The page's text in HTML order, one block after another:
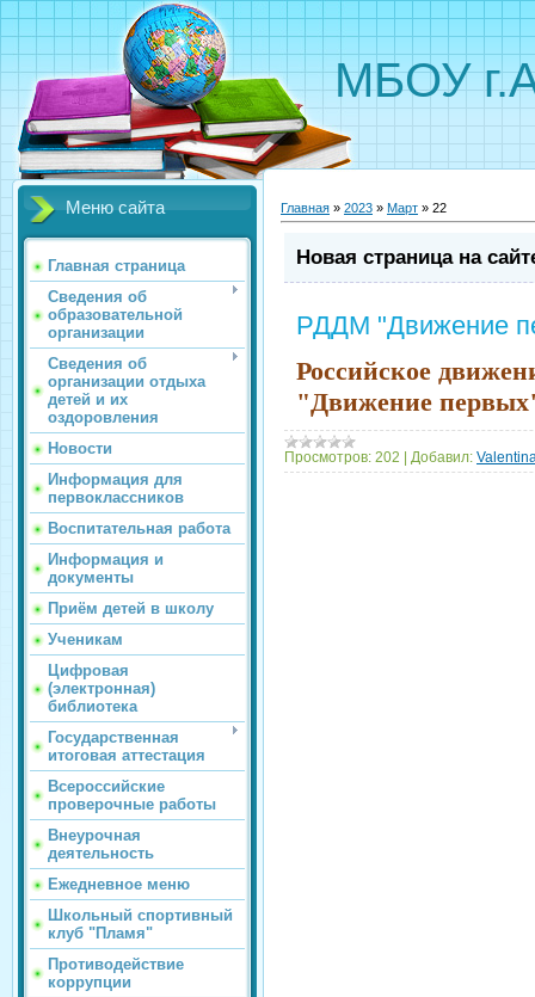
МБОУ
Меню сайта
Главная страница
Сведения об
образовательной
организации
Сведения об
организации отдыха
детей и их
оздоровления
Новости
Информация для
первоклассников
Воспитательная работа
Информация и
документы
Приём детей в школу
Ученикам
Цифровая
(электронная)
библиотека
Государственная
итоговая аттестация
Всероссийские
проверочные работы
Внеурочная
деятельность
Ежедневное меню
Школьный спортивный
клуб "Пламя"
Противодействие
коррупции
Главная » 2023 » Март » 22
Новая страница на
РДДМ "Движение
Российское
"Движение
Просмотров: 202 Добавил: